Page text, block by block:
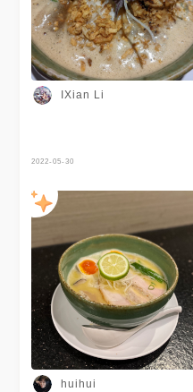
IXian Li
2022-05-30
huihui